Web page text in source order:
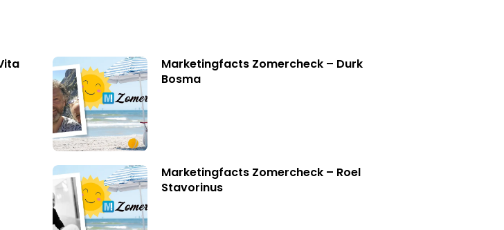
Marketingfacts Zomercheck – Durk
Bosma
Marketingfacts Zomercheck – Roel
Stavorinus